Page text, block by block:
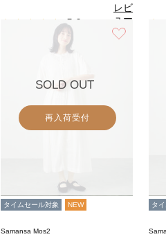
5.0
レビ
ュー
を見
る
SOLD OUT
再入荷受付
タイムセール対象 NEW
Samansa Mos2
タ